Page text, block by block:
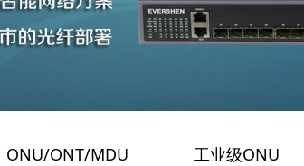
机架式OLT
XGSPON ONU
ONU/ONT/MDU 工业级ONU